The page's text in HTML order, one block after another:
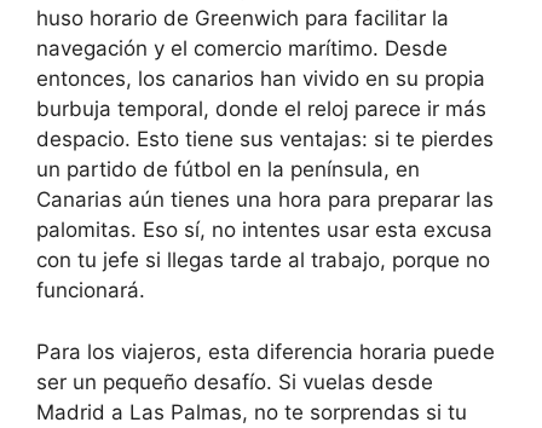
huso horario de Greenwich para facilitar la
navegación y el comercio marítimo. Desde
entonces, los canarios han vivido en su propia
burbuja temporal, donde el reloj parece ir más
despacio. Esto tiene sus ventajas: si te pierdes
un partido de fútbol en la península, en
Canarias aún tienes una hora para preparar las
palomitas. Eso sí, no intentes usar esta excusa
con tu jefe si llegas tarde al trabajo, porque no
funcionará.
Para los viajeros, esta diferencia horaria puede
ser un pequeño desafío. Si vuelas desde
Madrid a Las Palmas, no te sorprendas si tu